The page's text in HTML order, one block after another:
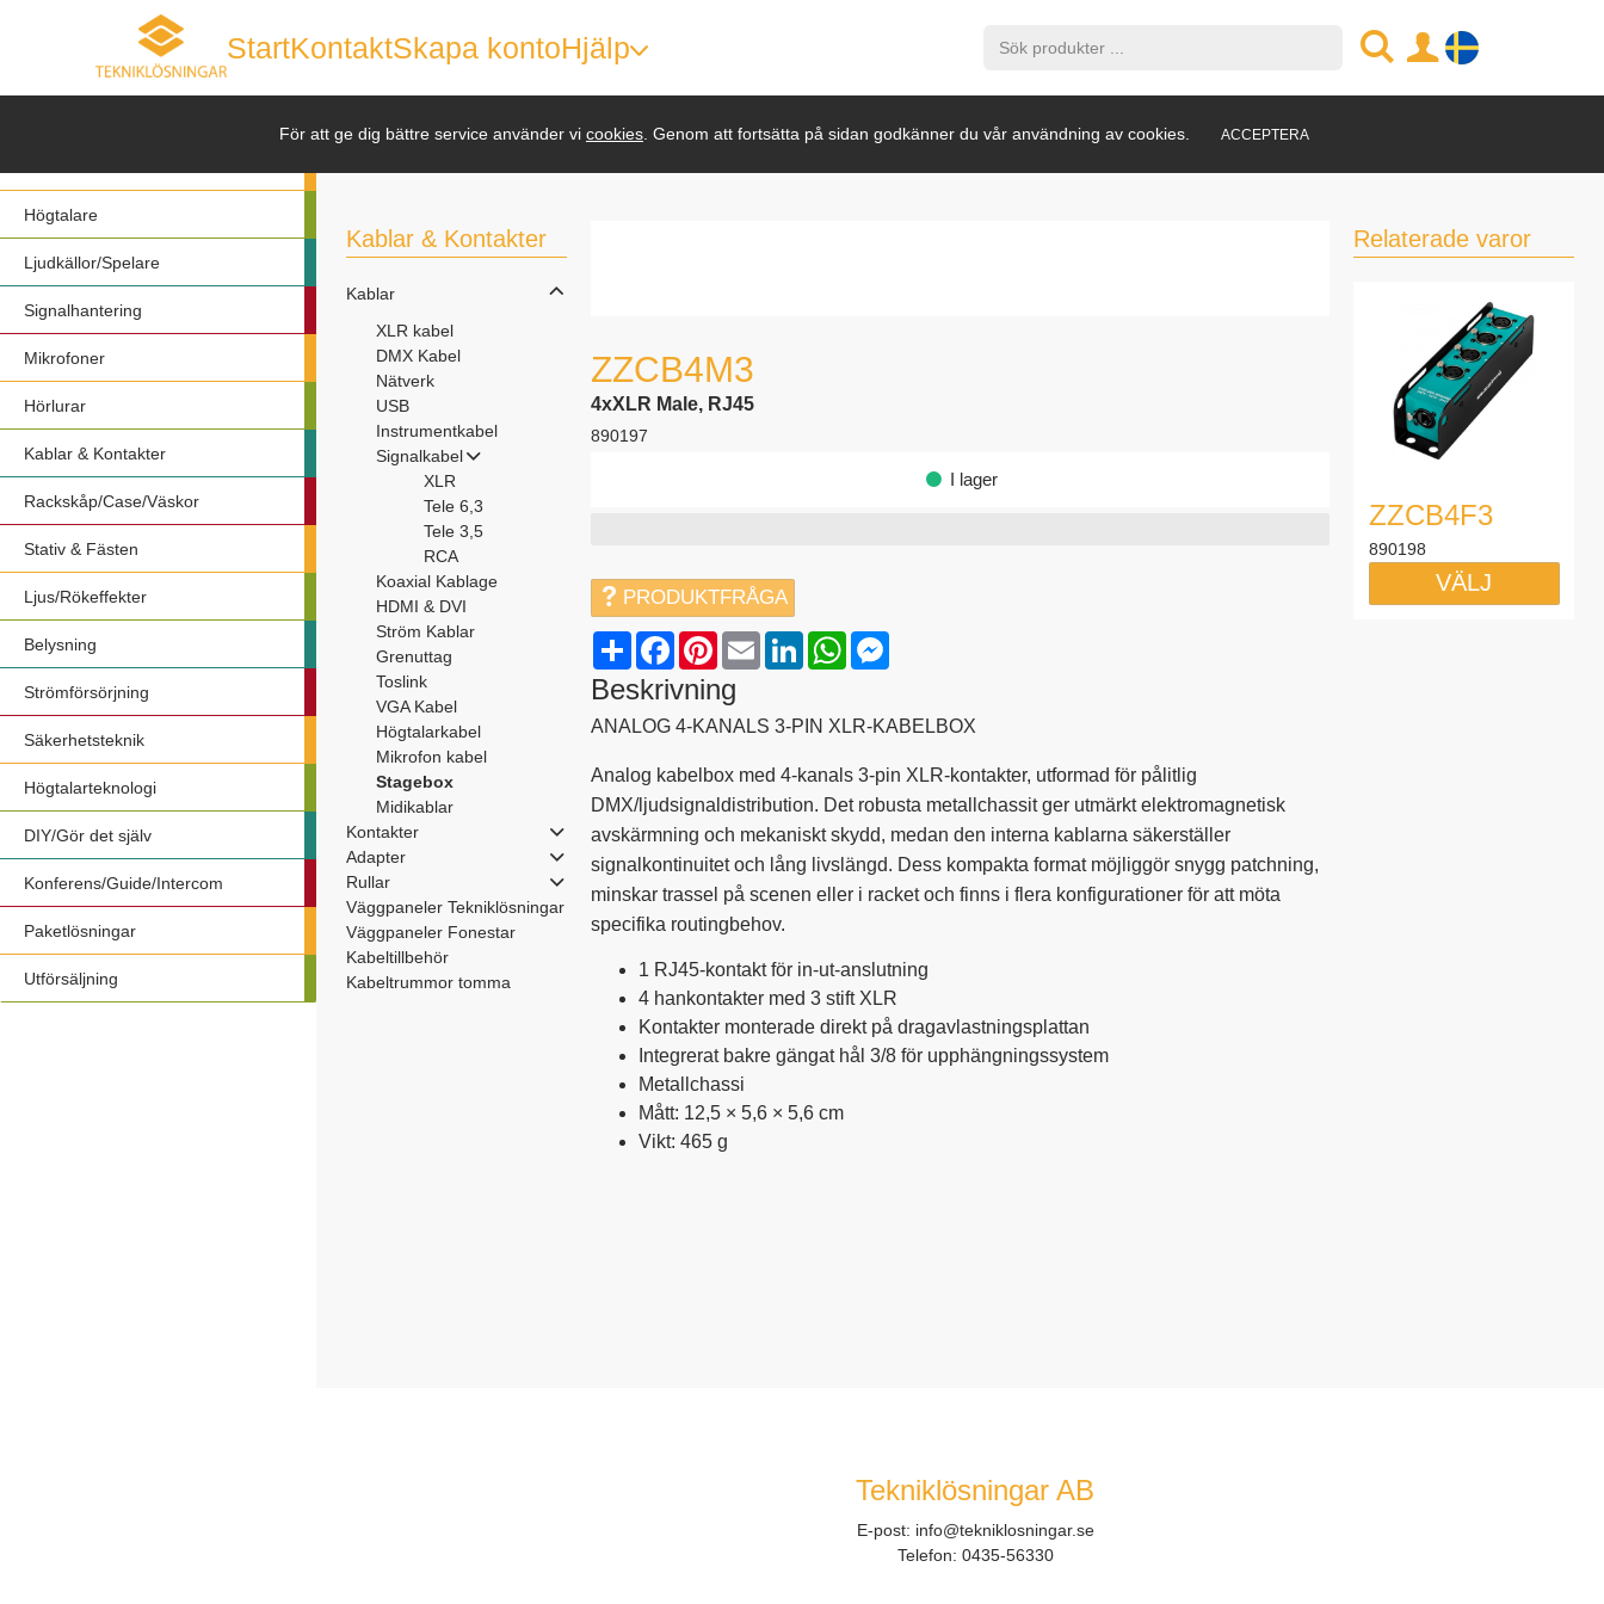
För att ge dig bättre service använder vi cookies. Genom att fortsätta på sidan godkänner du vår användning av cookies. ACCEPTERA
Högtalare
Ljudkällor/Spelare
Signalhantering
Mikrofoner
Hörlurar
Kablar & Kontakter
Rackskåp/Case/Väskor
Stativ & Fästen
Ljus/Rökeffekter
Belysning
Strömförsörjning
Säkerhetsteknik
Högtalarteknologi
DIY/Gör det själv
Konferens/Guide/Intercom
Paketlösningar
Utförsäljning
Kablar & Kontakter
Kablar
XLR kabel
DMX Kabel
Nätverk
USB
Instrumentkabel
Signalkabel
XLR
Tele 6,3
Tele 3,5
RCA
Koaxial Kablage
HDMI & DVI
Ström Kablar
Grenuttag
Toslink
VGA Kabel
Högtalarkabel
Mikrofon kabel
Stagebox
Midikablar
Kontakter
Adapter
Rullar
Väggpaneler Tekniklösningar
Väggpaneler Fonestar
Kabeltillbehör
Kabeltrummor tomma
ZZCB4M3
4xXLR Male, RJ45
890197
I lager
PRODUKTFRÅGA
Share FacebookPinterest
Email LinkedInWhatsApp
Beskrivning
ANALOG 4-KANALS 3-PIN XLR-KABELBOX
Analog kabelbox med 4-kanals 3-pin XLR-kontakter, utformad för pålitlig
DMX/ljudsignaldistribution. Det robusta metallchassit ger utmärkt elektromagnetisk
avskärmning och mekaniskt skydd, medan den interna kablarna säkerställer
signalkontinuitet och lång livslängd. Dess kompakta format möjliggör snygg patchning,
minskar trassel på scenen eller i racket och finns i flera konfigurationer för att möta
specifika routingbehov.
1 RJ45-kontakt för in-ut-anslutning
4 hankontakter med 3 stift XLR
Kontakter monterade direkt på dragavlastningsplattan
Integrerat bakre gängat hål 3/8 för upphängningssystem
Metallchassi
Mått: 12,5 × 5,6 × 5,6 cm
Vikt: 465 g
Relaterade varor
ZZCB4F3
890198
VÄLJ
Tekniklösningar AB
E-post: info@tekniklosningar.se
Telefon: 0435-56330
StartKontaktSkapa kontoHjälp